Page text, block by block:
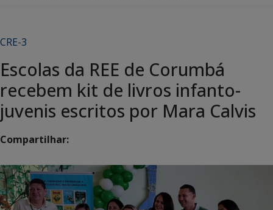
CRE-3
Escolas da REE de Corumbá
recebem kit de livros infanto-
juvenis escritos por Mara Calvis
Compartilhar: